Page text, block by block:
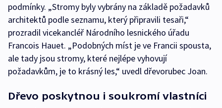
podmínky. „Stromy byly vybrány na základě požadavků
architektů podle seznamu, který připravili tesaři,“
prozradil vicekancléř Národního lesnického úřadu
Francois Hauet. „Podobných míst je ve Francii spousta,
ale tady jsou stromy, které nejlépe vyhovují
požadavkům, je to krásný les,“ uvedl dřevorubec Joan.
Dřevo poskytnou i soukromí vlastníci